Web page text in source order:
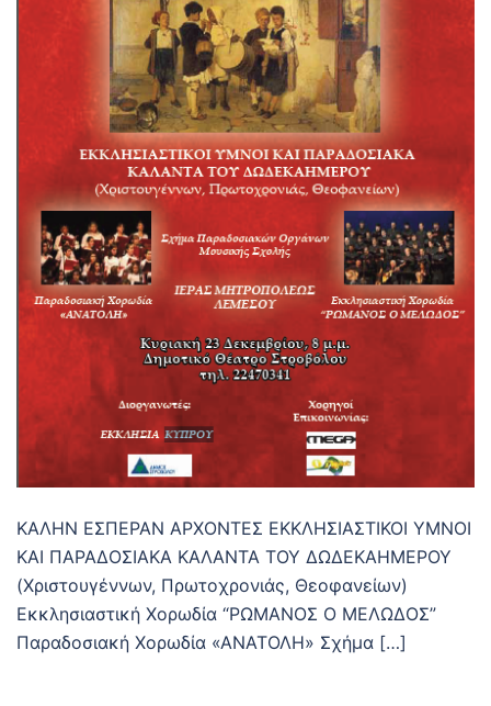
ΚΑΛΗΝ ΕΣΠΕΡΑΝ ΑΡΧΟΝΤΕΣ ΕΚΚΛΗΣΙΑΣΤΙΚΟΙ ΥΜΝΟΙ
ΚΑΙ ΠΑΡΑΔΟΣΙΑΚΑ ΚΑΛΑΝΤΑ ΤΟΥ ΔΩΔΕΚΑΗΜΕΡΟΥ
(Χριστουγέννων, Πρωτοχρονιάς, Θεοφανείων)
Εκκλησιαστική Χορωδία “ΡΩΜΑΝΟΣ Ο ΜΕΛΩΔΟΣ”
Παραδοσιακή Χορωδία «ΑΝΑΤΟΛΗ» Σχήμα […]